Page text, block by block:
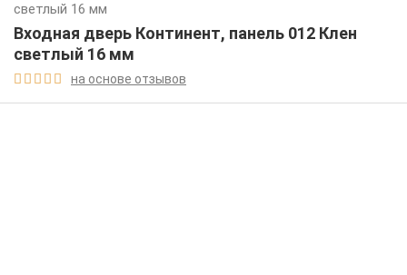
светлый 16 мм
Входная дверь Континент, панель 012 Клен
светлый 16 мм
     на основе отзывов